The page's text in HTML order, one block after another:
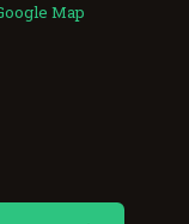
Map